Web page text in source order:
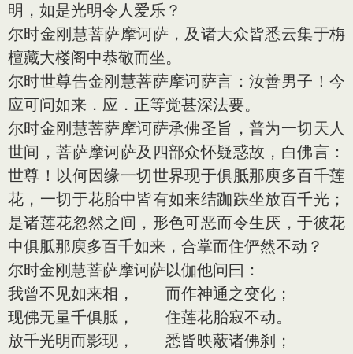
明，如是光明令人爱乐？
尔时金刚慧菩萨摩诃萨，及诸大众皆悉云集于栴
檀藏大楼阁中恭敬而坐。
尔时世尊告金刚慧菩萨摩诃萨言：汝善男子！今
应可问如来．应．正等觉甚深法要。
尔时金刚慧菩萨摩诃萨承佛圣旨，普为一切天人
世间，菩萨摩诃萨及四部众怀疑惑故，白佛言：
世尊！以何因缘一切世界现于俱胝那庾多百千莲
花，一切于花胎中皆有如来结跏趺坐放百千光；
是诸莲花忽然之间，形色可恶而令生厌，于彼花
中俱胝那庾多百千如来，合掌而住俨然不动？
尔时金刚慧菩萨摩诃萨以伽他问曰：
我曾不见如来相， 而作神通之变化；
现佛无量千俱胝， 住莲花胎寂不动。
放千光明而影现， 悉皆映蔽诸佛刹；